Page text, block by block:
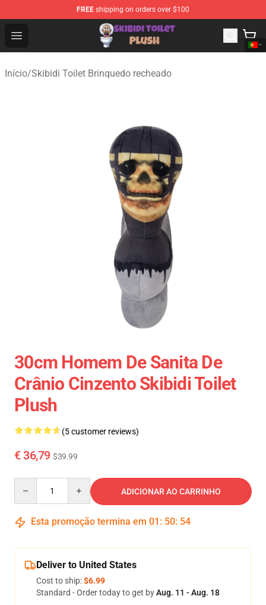
FREE shipping on orders over $100
Open menu
Skibidi Toilet Plush Shop - Official Skibidi Toilet Plush
Início/Skibidi Toilet Brinquedo recheado
30cm Homem De Sanita De
Crânio Cinzento Skibidi Toilet
Plush
(5 customer reviews)
€ 36,79 $39.99
ADICIONAR AO CARRINHO
Esta promoção termina em 01 : 50: 54
Deliver to United States
Cost to ship:$6.99
Standard - Order today to get byAug. 11 - Aug. 18